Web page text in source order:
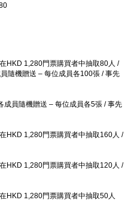
在HKD 1,280門票購買者中抽取80人 /
隨機贈送 – 每位成員各100張 /事先
成員隨機贈送 – 每位成員各5張 /事先
在HKD 1,280門票購買者中抽取160人 /
在HKD 1,280門票購買者中抽取120人 /
在HKD 1,280門票購買者中抽取50人